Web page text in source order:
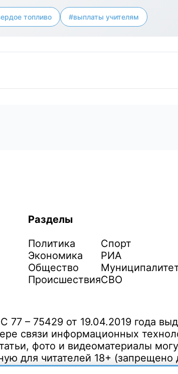
топливо #выплаты учителям
Разделы
Политика
Экономика
Общество
Происшествия
Спорт
РИА
СВО
– 75429 от 19.04.2019 года
связи информационных
фото и видеоматериалы
для читателей 18+ (запрещено